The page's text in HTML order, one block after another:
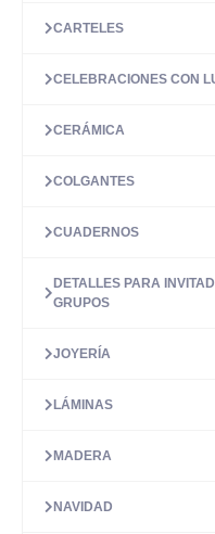
CARTELES
CELEBRACIONES CON
CERÁMICA
COLGANTES
CUADERNOS
DETALLES PARA
GRUPOS
JOYERÍA
LÁMINAS
MADERA
NAVIDAD